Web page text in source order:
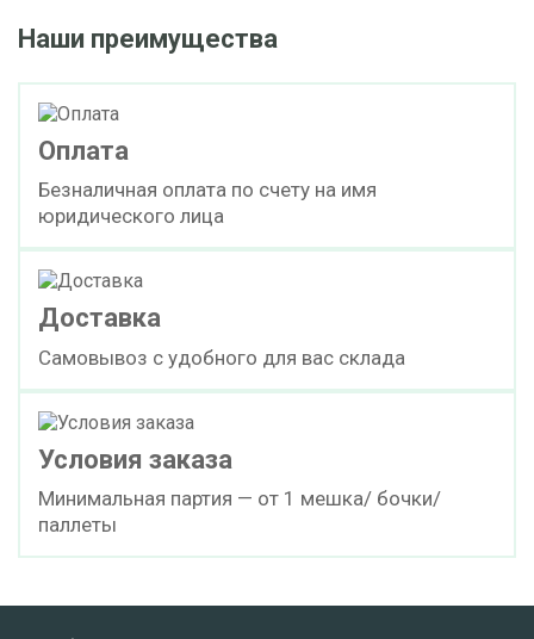
Наши преимущества
Оплата
Безналичная оплата по счету на имя
юридического лица
Доставка
Самовывоз с удобного для вас склада
Условия заказа
Минимальная партия — от 1 мешка/ бочки/
паллеты